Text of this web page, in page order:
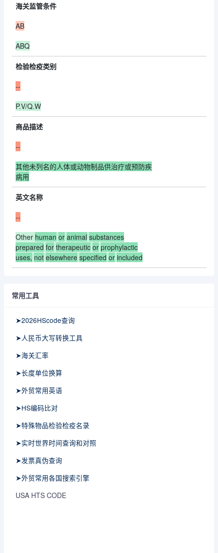
海关监管条件
AB
ABQ
检验检疫类别
--
P.V/Q.W
商品描述
--
其他未列名的人体或动物制品供治疗或预防疾
病用
英文名称
--
Other human or animal substances
prepared for therapeutic or prophylactic
uses, not elsewhere specified or included
常用工具
➤2026HScode查询
➤人民币大写转换工具
➤海关汇率
➤长度单位换算
➤外贸常用英语
➤HS编码比对
➤特殊物品检验检疫名录
➤实时世界时间查询和对照
➤发票真伪查询
➤外贸常用各国搜索引擎
USA HTS CODE